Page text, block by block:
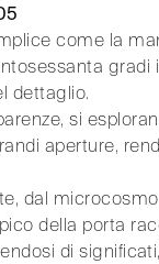
come la
dettaglio.
si
aperture,
dal
della porta
di